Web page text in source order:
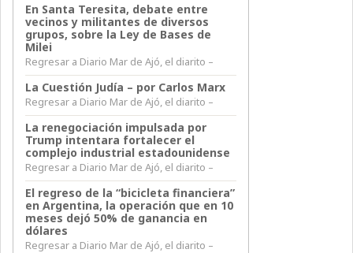
En Santa Teresita, debate entre
vecinos y militantes de diversos
grupos, sobre la Ley de Bases de
Milei
Regresar a Diario Mar de Ajó, el diarito –
La Cuestión Judía – por Carlos Marx
Regresar a Diario Mar de Ajó, el diarito –
La renegociación impulsada por
Trump intentara fortalecer el
complejo industrial estadounidense
Regresar a Diario Mar de Ajó, el diarito –
El regreso de la “bicicleta financiera”
en Argentina, la operación que en 10
meses dejó 50% de ganancia en
dólares
Regresar a Diario Mar de Ajó, el diarito –